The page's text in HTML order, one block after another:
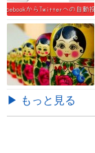
▶ もっと見る